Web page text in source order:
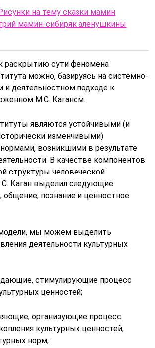
на тему сказки мамин
мамин-сибиряк аленушкины
раскрытию сути феномена
можно, базируясь на системно-
и деятельностном подходе к
М.С. Каганом.
являются устойчивыми (и
изменчивыми)
возникшими в результате
В качестве компонентов
структуры человеческой
Каган выделил следующие:
общение, познание и ценностное
мы можем выделить
деятельности культурных
стимулирующие процесс
ценностей;
организующие процесс
культурных ценностей,
норм;